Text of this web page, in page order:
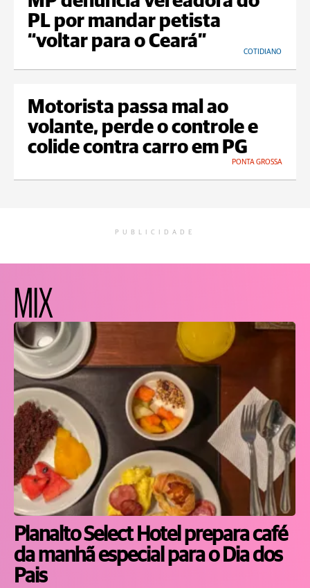
PL por mandar petista
“voltar para o Ceará”
COTIDIANO
Motorista passa mal ao
volante, perde o controle e
colide contra carro em PG
PONTA GROSSA
PUBLICIDADE
MIX
Planalto Select Hotel prepara café
da manhã especial para o Dia dos
Pais